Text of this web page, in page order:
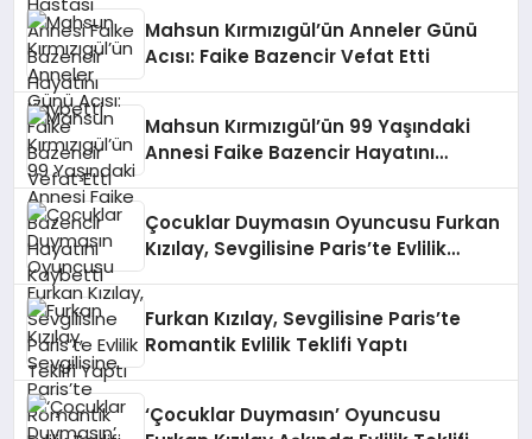
Mahsun Kırmızıgül’ün Anneler Günü
Acısı: Faike Bazencir Vefat Etti
Mahsun Kırmızıgül’ün 99 Yaşındaki
Annesi Faike Bazencir Hayatını
Çocuklar Duymasın Oyuncusu Furkan
Kızılay, Sevgilisine Paris’te Evlilik
Furkan Kızılay, Sevgilisine Paris’te
Romantik Evlilik Teklifi Yaptı
‘Çocuklar Duymasın’ Oyuncusu